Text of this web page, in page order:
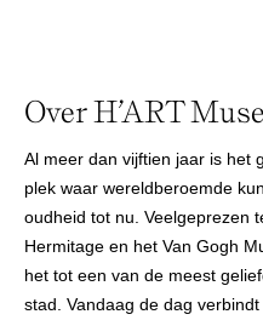
Over H’ART
Al meer dan vijftien jaar is het
plek waar wereldberoemde
oudheid tot nu. Veelgeprezen
Hermitage en het Van Gogh
het tot een van de meest
stad. Vandaag de dag